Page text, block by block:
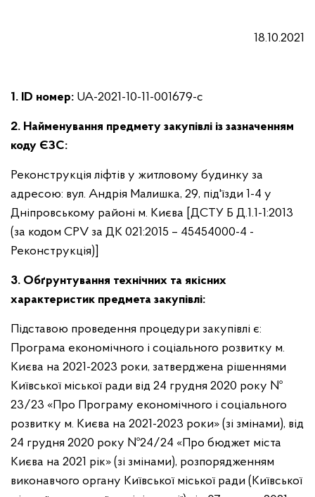
18.10.2021
1. ID номер: UA-2021-10-11-001679-c
2. Найменування предмету закупівлі із зазначенням
коду ЄЗС:
Реконструкція ліфтів у житловому будинку за
адресою: вул. Андрія Малишка, 29, під'їзди 1-4 у
Дніпровському районі м. Києва [ДСТУ Б Д.1.1-1:2013
(за кодом CPV за ДК 021:2015 – 45454000-4 -
Реконструкція)]
3. Обґрунтування технічних та якісних
характеристик предмета закупівлі:
Підставою проведення процедури закупівлі є:
Програма економічного і соціального розвитку м.
Києва на 2021-2023 роки, затверджена рішеннями
Київської міської ради від 24 грудня 2020 року №
23/23 «Про Програму економічного і соціального
розвитку м. Києва на 2021-2023 роки» (зі змінами), від
24 грудня 2020 року №24/24 «Про бюджет міста
Києва на 2021 рік» (зі змінами), розпорядженням
виконавчого органу Київської міської ради (Київської